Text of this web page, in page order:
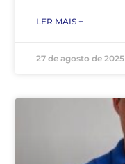
LER MAIS +
27 de agosto de 2025